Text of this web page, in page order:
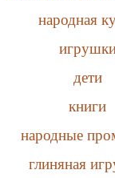
народная
дети
книги
народные
глиняная